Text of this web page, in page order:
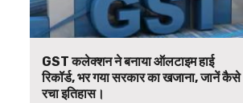
GST कलेक्शन ने बनाया ऑलटाइम हाई
रिकॉर्ड, भर गया सरकार का खजाना, जानें कैसे
रचा इतिहास।